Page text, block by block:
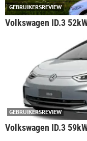
GEBRUIKERSREVIEW
Volkswagen ID.3
GEBRUIKERSREVIEW
Volkswagen ID.3